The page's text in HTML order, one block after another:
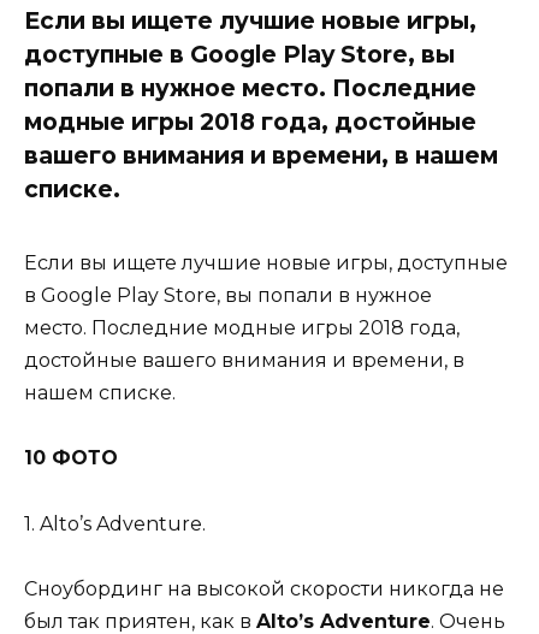
Если вы ищете лучшие новые игры,
доступные в Google Play Store, вы
попали в нужное место. Последние
модные игры 2018 года, достойные
вашего внимания и времени, в нашем
списке.
Если вы ищете лучшие новые игры, доступные
в Google Play Store, вы попали в нужное
место. Последние модные игры 2018 года,
достойные вашего внимания и времени, в
нашем списке.
10 ФОТО
1. Alto’s Adventure.
Сноубординг на высокой скорости никогда не
был так приятен, как в Alto’s Adventure. Очень